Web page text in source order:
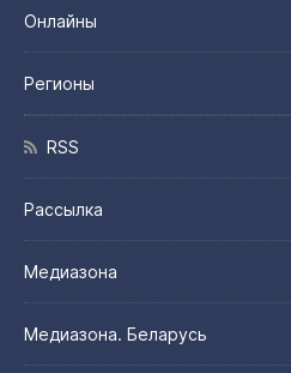
Онлайны
Регионы
RSS
Рассылка
Медиазона
Медиазона. Беларусь